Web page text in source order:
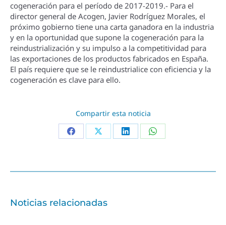
cogeneración para el perí­odo de 2017-2019.- Para el
director general de Acogen, Javier Rodrí­guez Morales, el
próximo gobierno tiene una carta ganadora en la industria
y en la oportunidad que supone la cogeneración para la
reindustrialización y su impulso a la competitividad para
las exportaciones de los productos fabricados en España.
El paí­s requiere que se le reindustrialice con eficiencia y la
cogeneración es clave para ello.
Compartir esta noticia
Noticias relacionadas